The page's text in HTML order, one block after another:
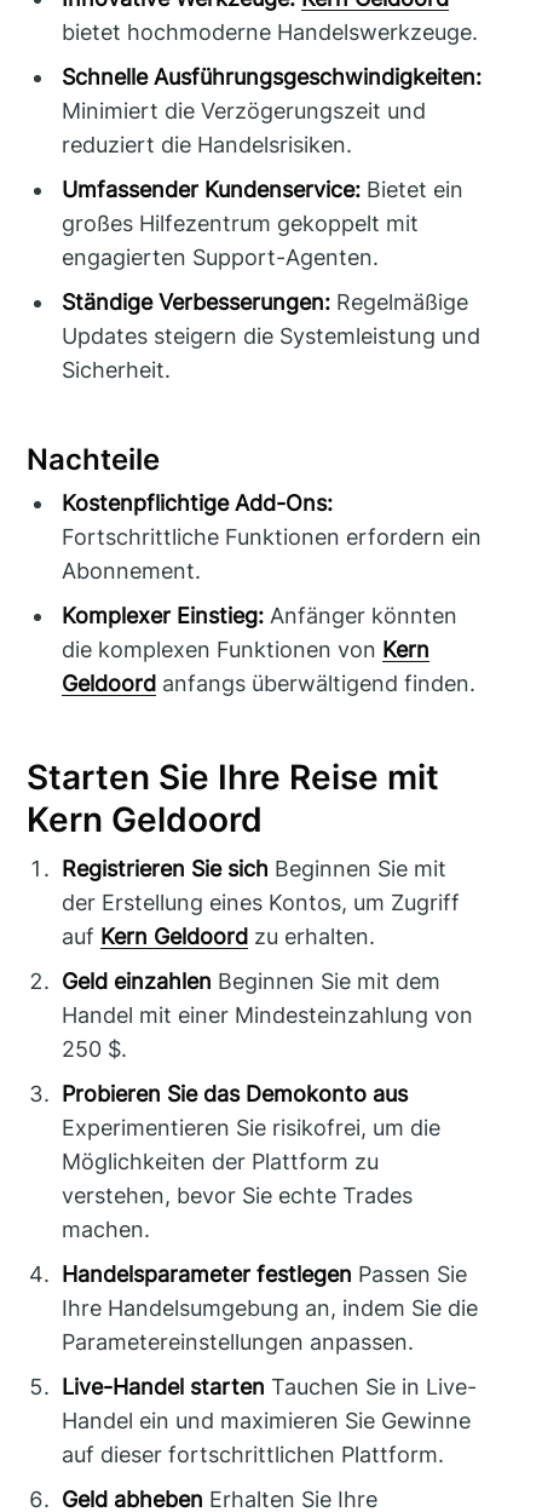
bietet hochmoderne Handelswerkzeuge.
Schnelle Ausführungsgeschwindigkeiten:
Minimiert die Verzögerungszeit und
reduziert die Handelsrisiken.
Umfassender Kundenservice: Bietet ein
großes Hilfezentrum gekoppelt mit
engagierten Support-Agenten.
Ständige Verbesserungen: Regelmäßige
Updates steigern die Systemleistung und
Sicherheit.
Nachteile
Kostenpflichtige Add-Ons:
Fortschrittliche Funktionen erfordern ein
Abonnement.
Komplexer Einstieg: Anfänger könnten
die komplexen Funktionen von Kern
Geldoord anfangs überwältigend finden.
Starten Sie Ihre Reise mit
Kern Geldoord
Registrieren Sie sich Beginnen Sie mit
der Erstellung eines Kontos, um Zugriff
auf Kern Geldoord zu erhalten.
Geld einzahlen Beginnen Sie mit dem
Handel mit einer Mindesteinzahlung von
250 $.
Probieren Sie das Demokonto aus
Experimentieren Sie risikofrei, um die
Möglichkeiten der Plattform zu
verstehen, bevor Sie echte Trades
machen.
Handelsparameter festlegen Passen Sie
Ihre Handelsumgebung an, indem Sie die
Parametereinstellungen anpassen.
Live-Handel starten Tauchen Sie in Live-
Handel ein und maximieren Sie Gewinne
auf dieser fortschrittlichen Plattform.
Geld abheben Erhalten Sie Ihre